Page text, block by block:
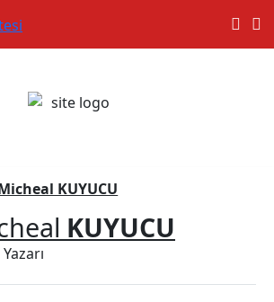
KUYUCU
KUYUCU